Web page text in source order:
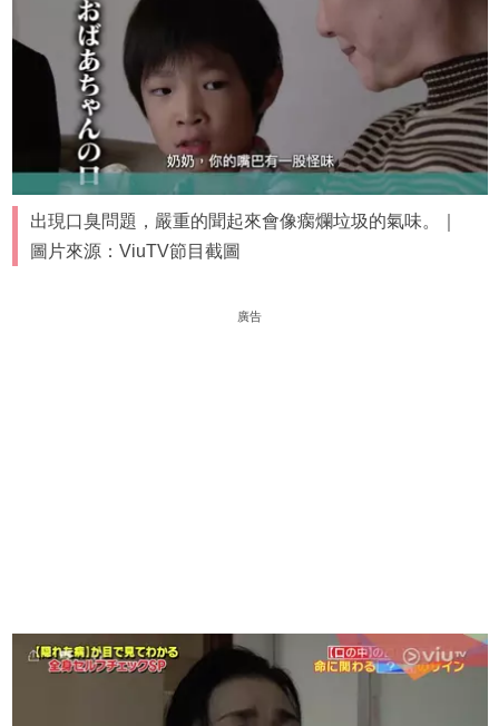
出現口臭問題，嚴重的聞起來會像瘸爛垃圾的氣味。｜
圖片來源：ViuTV節目截圖
廣告